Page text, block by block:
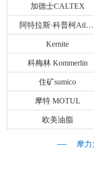
加德士CALTEX
阿特拉斯·科普柯Atlas Copco
Kernite
科梅林 Kommerlin
住矿sumico
摩特 MOTUL
欧美油脂
摩